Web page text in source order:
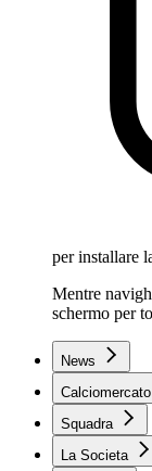
per installare
Mentre
schermo per
News
Calciomercato
Squadra
La Societa